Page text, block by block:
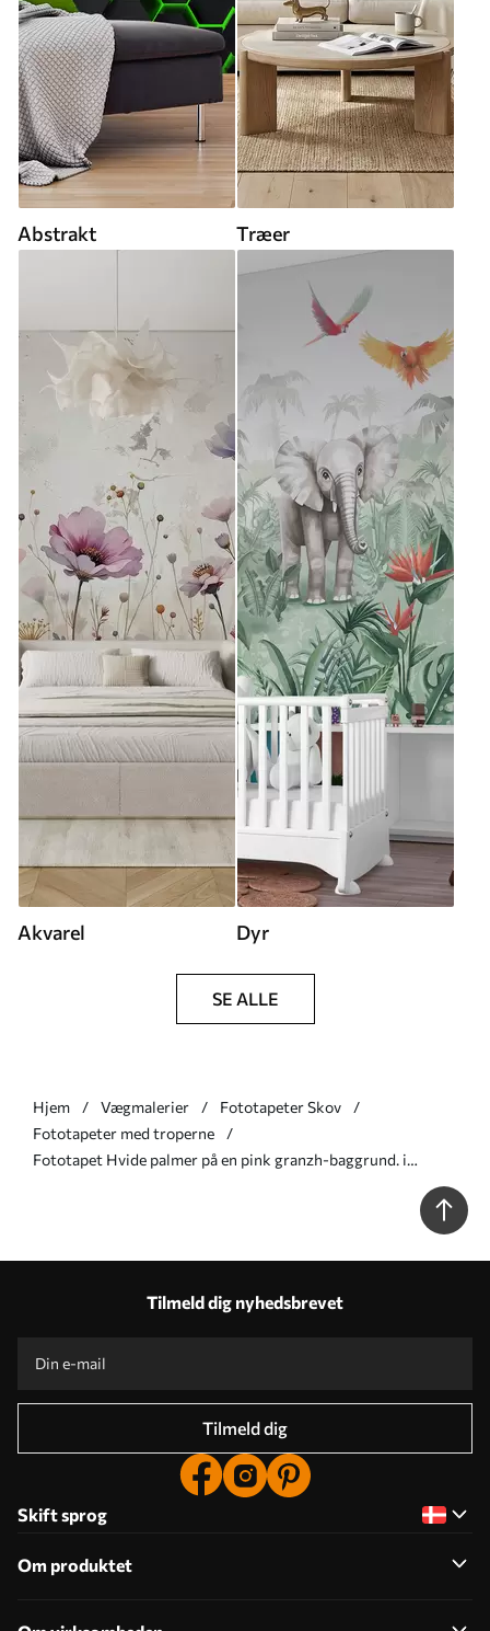
Abstrakt Træer
Akvarel Dyr
SE ALLE
Hjem Vægmalerier
Fototapeter Skov
Fototapeter med troperne
Fototapet Hvide palmer på en pink granzh-baggrund. i
Tilmeld dig nyhedsbrevet
Tilmeld dig
Skift sprog
Om produktet